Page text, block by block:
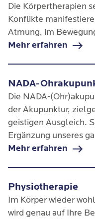
Die Körpertherapien
Konflikte
Atmung, im
Mehr erfahren
NADA-
Die NADA-
der Akupunktur,
geistigen Ausgleich.
Ergänzung unseres
Mehr erfahren
Physiotherapie
Im Körper wieder
wird genau auf Ihre